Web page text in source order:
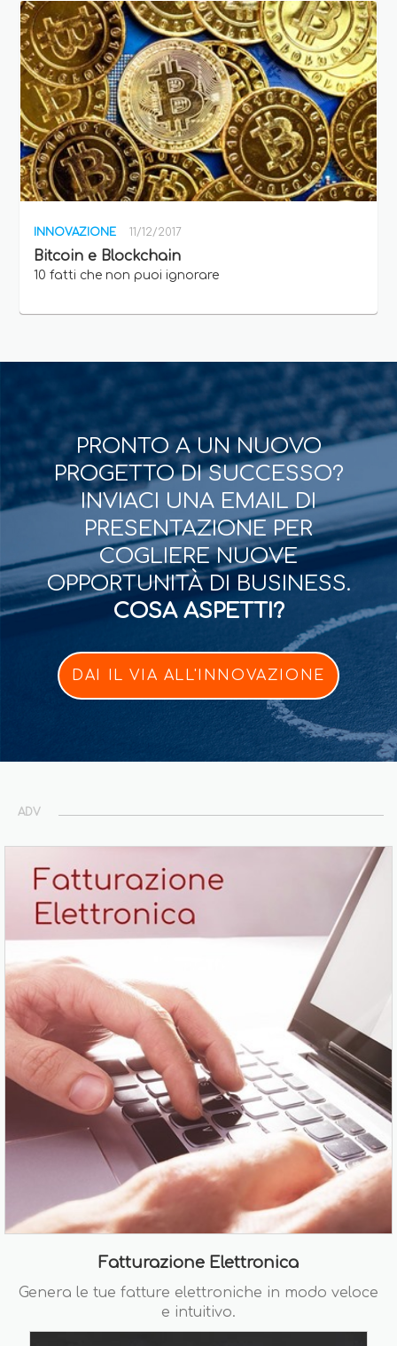
INNOVAZIONE 11/12/2017
Bitcoin e Blockchain
10 fatti che non puoi ignorare
PRONTO A UN NUOVO
PROGETTO DI SUCCESSO?
INVIACI UNA EMAIL DI
PRESENTAZIONE PER
COGLIERE NUOVE
OPPORTUNITÀ DI BUSINESS.
COSA ASPETTI?
DAI IL VIA ALL'INNOVAZIONE
ADV
Fatturazione Elettronica
Genera le tue fatture elettroniche in modo veloce
e intuitivo.